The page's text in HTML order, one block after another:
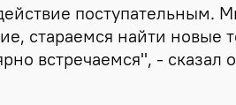
поступательным.
стараемся найти новые
встречаемся", - сказал